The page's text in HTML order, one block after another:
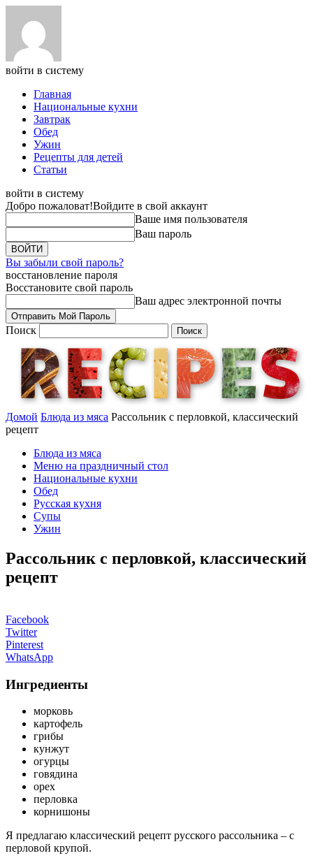
войти в систему
Главная
Национальные кухни
Завтрак
Обед
Ужин
Рецепты для детей
Статьи
войти в систему
Добро пожаловат!Войдите в свой аккаунт
Ваше имя пользователя
Ваш пароль
Вы забыли свой пароль?
восстановление пароля
Восстановите свой пароль
Ваш адрес электронной почты
Поиск
Домой Блюда из мяса Рассольник с перловкой, классический
рецепт
Блюда из мяса
Меню на праздничный стол
Национальные кухни
Обед
Русская кухня
Супы
Ужин
Рассольник с перловкой, классический
рецепт
Facebook
Twitter
Pinterest
WhatsApp
Ингредиенты
морковь
картофель
грибы
кунжут
огурцы
говядина
орех
перловка
корнишоны
Я предлагаю классический рецепт русского рассольника – с
перловой крупой.